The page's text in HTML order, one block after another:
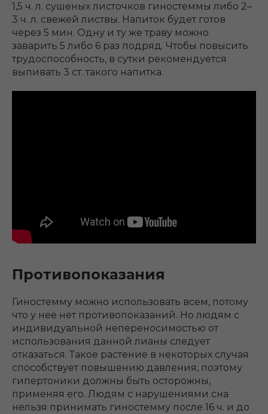
1,5 ч. л. сушеных листочков гиностеммы либо 2–
3 ч. л. свежей листвы. Напиток будет готов
через 5 мин. Одну и ту же траву можно
заварить 5 либо 6 раз подряд. Чтобы повысить
трудоспособность, в сутки рекомендуется
выпивать 3 ст. такого напитка.
Противопоказания
Гиностемму можно использовать всем, потому
что у нее нет противопоказаний. Но людям с
индивидуальной непереносимостью от
использования данной лианы следует
отказаться. Такое растение в некоторых случая
способствует повышению давления, поэтому
гипертоники должны быть осторожны,
применяя его. Людям с нарушениями сна
нельзя принимать гиностемму после 16 ч. и до